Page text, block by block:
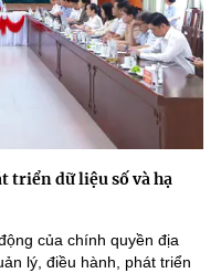
triển dữ liệu số và hạ
của chính quyền địa
lý, điều hành, phát triển